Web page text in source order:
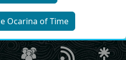
Ocarina of Time